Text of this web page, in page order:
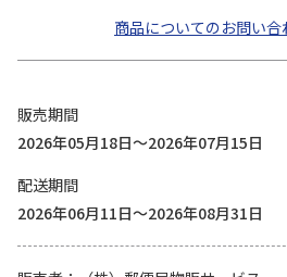
商品についてのお問い合
販売期間
2026年05月18日～2026年07月15日
配送期間
2026年06月11日～2026年08月31日